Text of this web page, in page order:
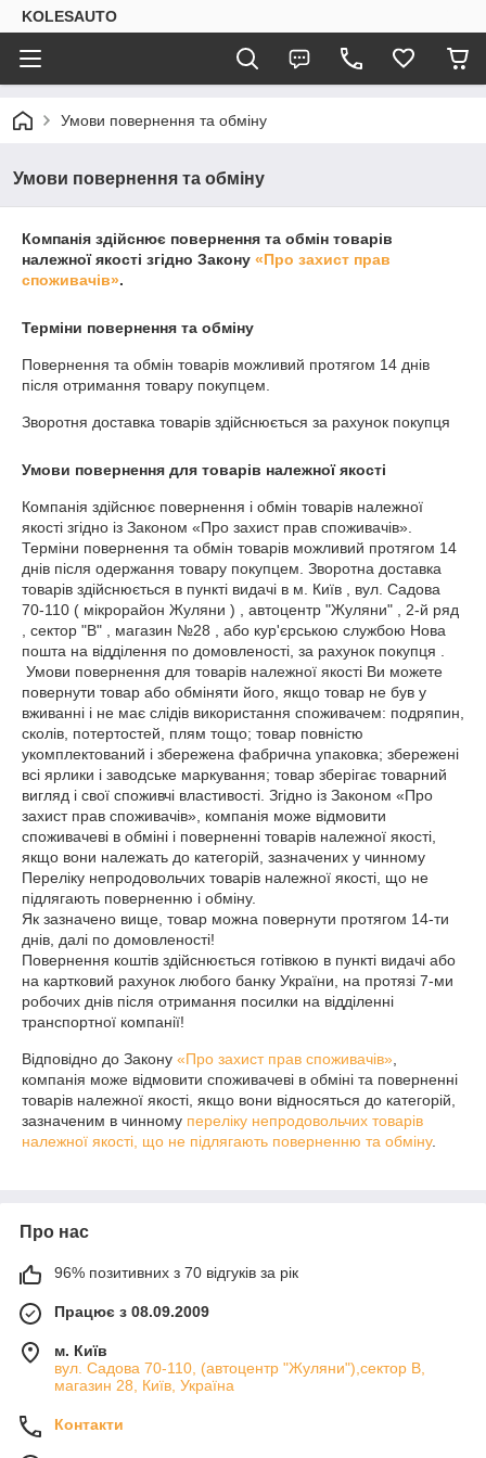
KOLESAUTO
Умови повернення та обміну
Умови повернення та обміну
Компанія здійснює повернення та обмін товарів
належної якості згідно Закону «Про захист прав
споживачів».
Терміни повернення та обміну
Повернення та обмін товарів можливий протягом 14 днів
після отримання товару покупцем.
Зворотня доставка товарів здійснюється за рахунок покупця
Умови повернення для товарів належної якості
Компанія здійснює повернення і обмін товарів належної
якості згідно із Законом «Про захист прав споживачів».
Терміни повернення та обмін товарів можливий протягом 14
днів після одержання товару покупцем. Зворотна доставка
товарів здійснюється в пункті видачі в м. Київ , вул. Садова
70-110 ( мікрорайон Жуляни ) , автоцентр "Жуляни" , 2-й ряд
, сектор "В" , магазин №28 , або кур'єрською службою Нова
пошта на відділення по домовленості, за рахунок покупця .
повернути товар або обміняти його, якщо товар не був у
вживанні і не має слідів використання споживачем: подряпин,
сколів, потертостей, плям тощо; товар повністю
укомплектований і збережена фабрична упаковка; збережені
всі ярлики і заводське маркування; товар зберігає товарний
вигляд і свої споживчі властивості. Згідно із Законом «Про
захист прав споживачів», компанія може відмовити
споживачеві в обміні і поверненні товарів належної якості,
якщо вони належать до категорій, зазначених у чинному
Переліку непродовольчих товарів належної якості, що не
підлягають поверненню і обміну.
Як зазначено вище, товар можна повернути протягом 14-ти
днів, далі по домовленості!
Повернення коштів здійснюється готівкою в пункті видачі або
на картковий рахунок любого банку України, на протязі 7-ми
робочих днів після отримання посилки на відділенні
транспортної компанії!
Відповідно до Закону «Про захист прав споживачів»
компанія може відмовити споживачеві в обміні та поверненні
товарів належної якості, якщо вони відносяться до категорій,
зазначеним в чинному переліку непродовольчих товарів
належної якості, що не підлягають поверненню та обміну.
Про нас
96% позитивних з 70 відгуків за рік
Працює з 08.09.2009
м. Київ
вул. Садова 70-110, (автоцентр "Жуляни"),сектор В,
магазин 28, Київ, Україна
Контакти